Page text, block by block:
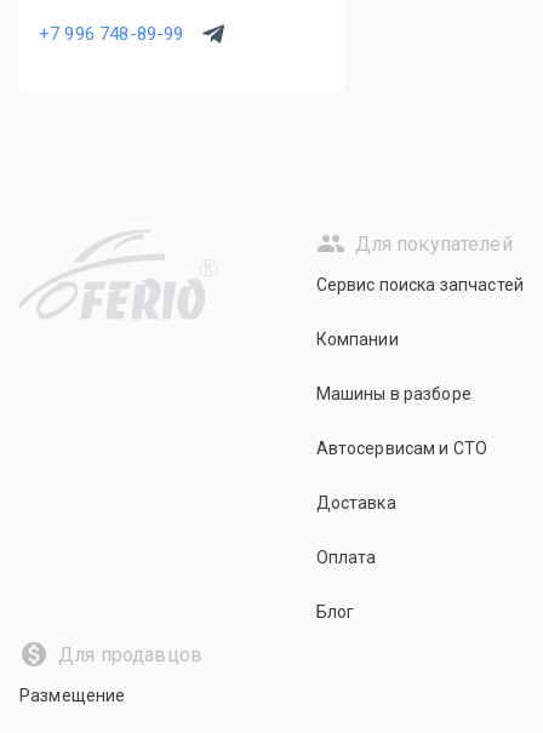
+7 996 748-89-99
R
Для покупателей
Сервис поиска запчастей
Компании
Машины в разборе
Автосервисам и СТО
Доставка
Оплата
Блог
Для продавцов
Размещение